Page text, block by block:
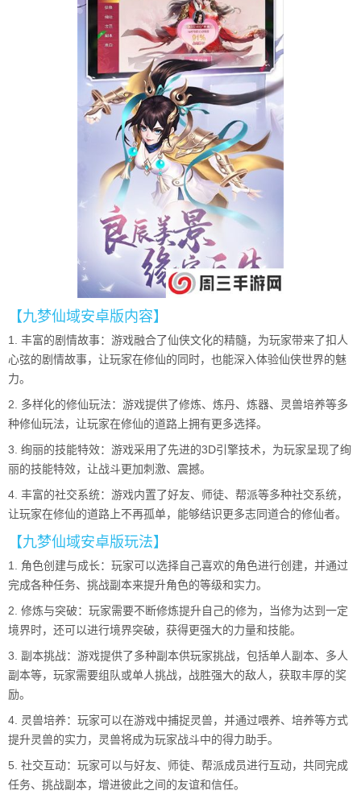
【九梦仙域安卓版内容】
1. 丰富的剧情故事：游戏融合了仙侠文化的精髓，为玩家带来了扣人
心弦的剧情故事，让玩家在修仙的同时，也能深入体验仙侠世界的魅
力。
2. 多样化的修仙玩法：游戏提供了修炼、炼丹、炼器、灵兽培养等多
种修仙玩法，让玩家在修仙的道路上拥有更多选择。
3. 绚丽的技能特效：游戏采用了先进的3D引擎技术，为玩家呈现了绚
丽的技能特效，让战斗更加刺激、震撼。
4. 丰富的社交系统：游戏内置了好友、师徒、帮派等多种社交系统，
让玩家在修仙的道路上不再孤单，能够结识更多志同道合的修仙者。
【九梦仙域安卓版玩法】
1. 角色创建与成长：玩家可以选择自己喜欢的角色进行创建，并通过
完成各种任务、挑战副本来提升角色的等级和实力。
2. 修炼与突破：玩家需要不断修炼提升自己的修为，当修为达到一定
境界时，还可以进行境界突破，获得更强大的力量和技能。
3. 副本挑战：游戏提供了多种副本供玩家挑战，包括单人副本、多人
副本等，玩家需要组队或单人挑战，战胜强大的敌人，获取丰厚的奖
励。
4. 灵兽培养：玩家可以在游戏中捕捉灵兽，并通过喂养、培养等方式
提升灵兽的实力，灵兽将成为玩家战斗中的得力助手。
5. 社交互动：玩家可以与好友、师徒、帮派成员进行互动，共同完成
任务、挑战副本，增进彼此之间的友谊和信任。